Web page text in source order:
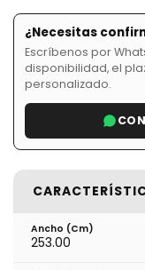
¿Necesitas
Escríbenos por
disponibilidad, el
personalizado.
Ancho (cm)
253.00